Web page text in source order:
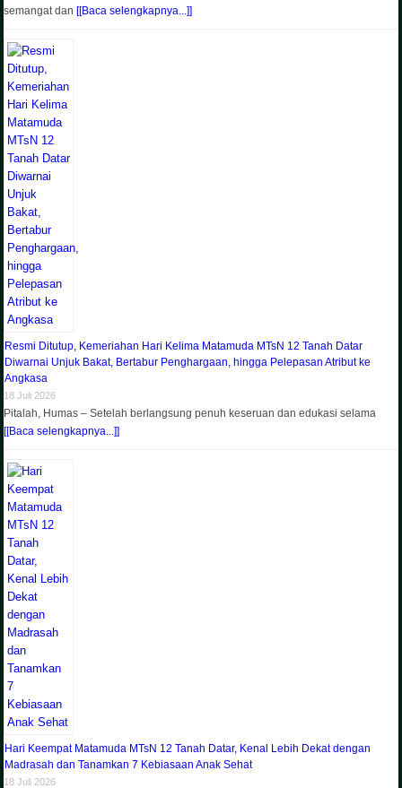
semangat dan[[Baca selengkapnya...]]
Resmi Ditutup, Kemeriahan Hari Kelima Matamuda MTsN 12 Tanah Datar
Diwarnai Unjuk Bakat, Bertabur Penghargaan, hingga Pelepasan Atribut ke
Angkasa
18 Juli 2026
Pitalah, Humas – Setelah berlangsung penuh keseruan dan edukasi selama
[[Baca selengkapnya...]]
Hari Keempat Matamuda MTsN 12 Tanah Datar, Kenal Lebih Dekat dengan
Madrasah dan Tanamkan 7 Kebiasaan Anak Sehat
18 Juli 2026